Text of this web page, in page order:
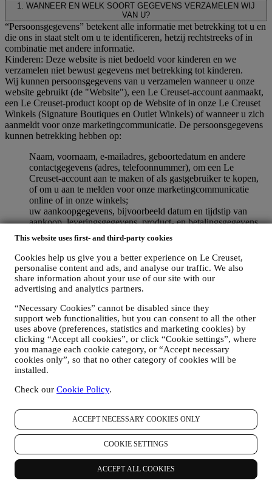
This website uses first- and third-party cookies
Cookies help us give you a better experience on Le Creuset,
personalise content and ads, and analyse our traffic. We also
share information about your use of our site with our
advertising and analytics partners.
“Necessary Cookies” cannot be disabled since they
support web functionalities, but you can consent to all the other
uses above (preferences, statistics and marketing cookies) by
clicking “Accept all cookies”, or click “Cookie settings”, where
you manage each cookie category, or “Accept necessary
cookies only”, so that no other category of cookies will be
installed.
Check our Cookie Policy.
ACCEPT NECESSARY COOKIES ONLY
COOKIE SETTINGS
ACCEPT ALL COOKIES
1. WANNEER EN WELK SOORT GEGEVENS VERZAMELEN WIJ
VAN U?
“Persoonsgegevens” betekent alle informatie met betrekking tot u en
die ons in staat stelt om u te identificeren, hetzij rechtstreeks of in
combinatie met andere informatie.
Kinderen: Deze website is niet bedoeld voor kinderen en we
verzamelen niet bewust gegevens met betrekking tot kinderen.
Wij kunnen persoonsgegevens van u verzamelen wanneer u onze
website gebruikt (de "Website"), een Le Creuset-account aanmaakt,
een Le Creuset-product koopt op de Website of in onze Le Creuset
Winkels (Signature Boutiques en Outlet Winkels) of wanneer u zich
aanmeldt voor onze marketingcommunicatie. De persoonsgegevens
kunnen betrekking hebben op:
Naam, voornaam, e-mailadres, geboortedatum en andere
contactgegevens (adres, telefoonnummer), om een Le
Creuset-account aan te maken of als gastgebruiker te kopen,
of om u aan te melden voor onze marketingcommunicatie
online of in onze winkels;
uw aankoopgegevens, bijvoorbeeld datum en tijdstip van
aankoop, leveringsgegevens, product- en betalingsgegevens,
voor het beheer van uw bestellingen;
gegevens over uw online browsegeschiedenis (bv. online-
identificatienummers - zoals uw IP-adres, browserversie,
besturingssysteem, duur van het bezoek, terugkerende
gebruiker, geografische oorsprong), verzameld tijdens uw
bezoeken aan de Website (ongeacht of u een geregistreerde
traceringstechnologieën zoals “cookies” (voor informatie over
het verzamelen van gegevens door middel van cookies, zie
onsCookiebeleid, ter verbetering van onze diensten en
advertenties, of voor onze statistische analyse; in de meeste
gevallen zullen we u niet kunnen identificeren aan de hand
van deze technische informatie.
uw feedback, verzoeken, klachten, vragen of interacties met
ons (bijvoorbeeld uw berichten, chats, berichten op sociale
media, e-mails of telefoontjes).
De persoonsgegevens die van u worden verzameld wanneer u de
Website gebruikt of anderszins persoonlijk identificeerbare
informatie verstrekt, zijn op die manier beschermd en u hebt de
privacyrechten die in paragraaf 8 hieronder worden uitgelegd.
2. WIE VERZAMELT UW GEGEVENS?
De verwerkingsverantwoordelijke voor de e-commercediensten die